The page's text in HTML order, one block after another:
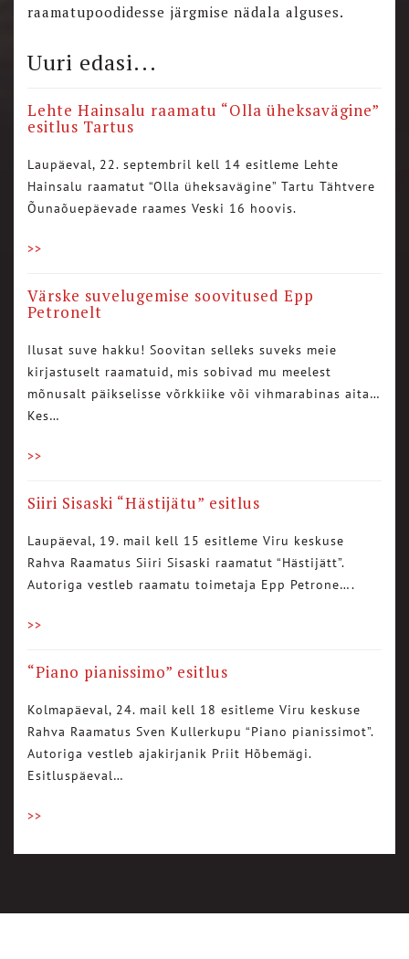
raamatupoodidesse järgmise nädala alguses.
Uuri edasi...
Lehte Hainsalu raamatu “Olla üheksavägine”
esitlus Tartus
Laupäeval, 22. septembril kell 14 esitleme Lehte
Hainsalu raamatut “Olla üheksavägine” Tartu Tähtvere
Õunaõuepäevade raames Veski 16 hoovis.
>>
Värske suvelugemise soovitused Epp
Petronelt
Ilusat suve hakku! Soovitan selleks suveks meie
kirjastuselt raamatuid, mis sobivad mu meelest
mõnusalt päikselisse võrkkiike või vihmarabinas aita…
Kes…
>>
Siiri Sisaski “Hästijätu” esitlus
Laupäeval, 19. mail kell 15 esitleme Viru keskuse
Rahva Raamatus Siiri Sisaski raamatut “Hästijätt”.
Autoriga vestleb raamatu toimetaja Epp Petrone….
>>
“Piano pianissimo” esitlus
Kolmapäeval, 24. mail kell 18 esitleme Viru keskuse
Rahva Raamatus Sven Kullerkupu “Piano pianissimot”.
Autoriga vestleb ajakirjanik Priit Hõbemägi.
Esitluspäeval…
>>